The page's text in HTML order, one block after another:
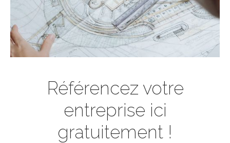
Référencez votre
entreprise ici
gratuitement !